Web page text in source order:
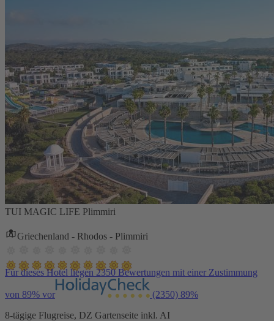
TUI MAGIC LIFE Plimmiri
Griechenland - Rhodos - Plimmiri
Für dieses Hotel liegen 2350 Bewertungen mit einer Zustimmung
von 89% vor (2350) 89%
8-tägige Flugreise, DZ Gartenseite inkl. AI